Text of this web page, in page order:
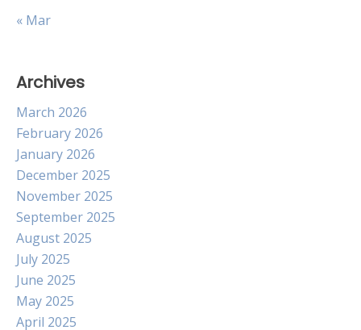
« Mar
Archives
March 2026
February 2026
January 2026
December 2025
November 2025
September 2025
August 2025
July 2025
June 2025
May 2025
April 2025